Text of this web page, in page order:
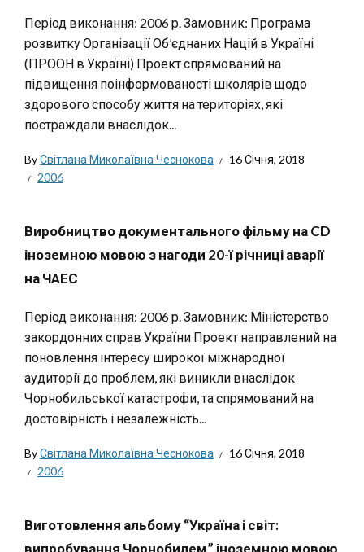
Період виконання: 2006 р. Замовник: Програма
розвитку Організації Об’єднаних Націй в Україні
(ПРООН в Україні) Проект спрямований на
підвищення поінформованості школярів щодо
здорового способу життя на територіях, які
постраждали внаслідок...
ByСвітлана Миколаївна Чеснокова
16 Січня, 2018
2006
Виробництво документального фільму на CD
іноземною мовою з нагоди 20-ї річниці аварії
на ЧАЕС
Період виконання: 2006 р. Замовник: Міністерство
закордонних справ України Проект направлений на
поновлення інтересу широкої міжнародної
аудиторії до проблем, які виникли внаслідок
Чорнобильської катастрофи, та спрямований на
достовірність і незалежність...
ByСвітлана Миколаївна Чеснокова
16 Січня, 2018
2006
Виготовлення альбому “Україна і світ:
випробування Чорнобилем” іноземною мовою